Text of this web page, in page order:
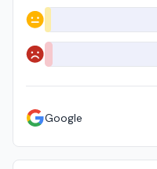
Neutral
Negativ
Google